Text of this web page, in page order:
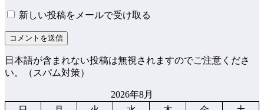
新しい投稿をメールで受け取る
日本語が含まれない投稿は無視されますのでご注意くださ
い。（スパム対策）
2026年8月